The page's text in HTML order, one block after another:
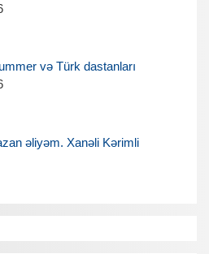
və Türk dastanları
əliyəm. Xanəli Kərimli